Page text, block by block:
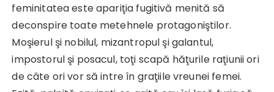
feminitatea este apariţia fugitivă menită să
deconspire toate metehnele protagoniştilor.
Moşierul şi nobilul, mizantropul şi galantul,
impostorul şi posacul, toţi scapă hăţurile raţiunii ori
de câte ori vor să intre în graţiile vreunei femei.